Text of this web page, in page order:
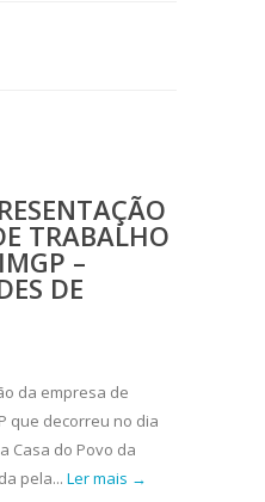
TRABALHO
–
DE
da empresa de
que decorreu no dia
Casa do Povo da
pela... Ler mais →